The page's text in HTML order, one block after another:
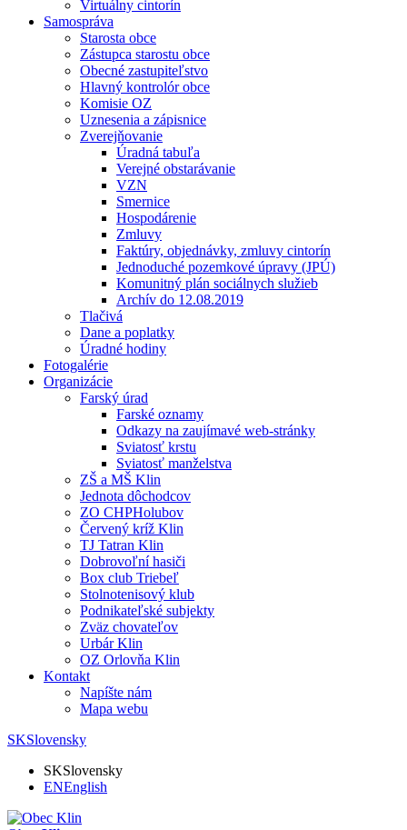
Virtuálny cintorín
Samospráva
Starosta obce
Zástupca starostu obce
Obecné zastupiteľstvo
Hlavný kontrolór obce
Komisie OZ
Uznesenia a zápisnice
Zverejňovanie
Úradná tabuľa
Verejné obstarávanie
VZN
Smernice
Hospodárenie
Zmluvy
Faktúry, objednávky, zmluvy cintorín
Jednoduché pozemkové úpravy (JPÚ)
Komunitný plán sociálnych služieb
Archív do 12.08.2019
Tlačivá
Dane a poplatky
Úradné hodiny
Fotogalérie
Organizácie
Farský úrad
Farské oznamy
Odkazy na zaujímavé web-stránky
Sviatosť krstu
Sviatosť manželstva
ZŠ a MŠ Klin
Jednota dôchodcov
ZO CHPHolubov
Červený kríž Klin
TJ Tatran Klin
Dobrovoľní hasiči
Box club Triebeľ
Stolnotenisový klub
Podnikateľské subjekty
Zväz chovateľov
Urbár Klin
OZ Orlovňa Klin
Kontakt
Napíšte nám
Mapa webu
SKSlovensky
SKSlovensky
ENEnglish